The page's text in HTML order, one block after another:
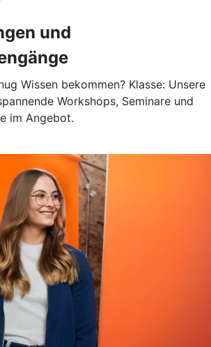
und
Wissen bekommen? Klasse: Unsere
Workshops, Seminare und
im Angebot.